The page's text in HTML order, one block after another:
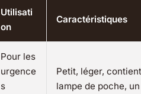
Utilisati
on
Caractéristiques
Pour les
urgence
s
Petit, léger,
lampe de poche,